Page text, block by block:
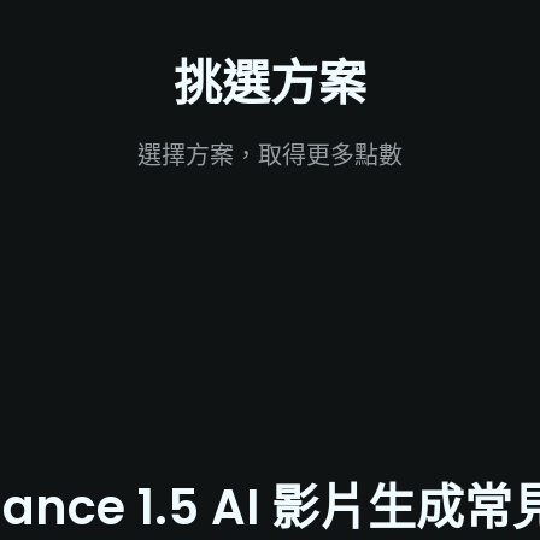
挑選方案
選擇方案，取得更多點數
1.5 AI 影片生成常